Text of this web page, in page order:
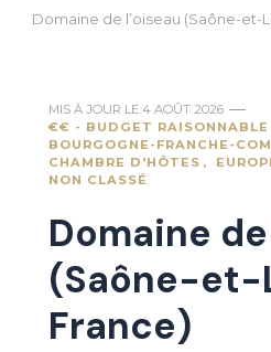
Domaine de l’oiseau (Saône-et-
MIS À JOUR LE 4 AOÛT 2026
€€ - BUDGET RAISONNABLE
BOURGOGNE-FRANCHE-
CHAMBRE D'HÔTES
NON CLASSÉ
Domaine
(Saône-et-
France)